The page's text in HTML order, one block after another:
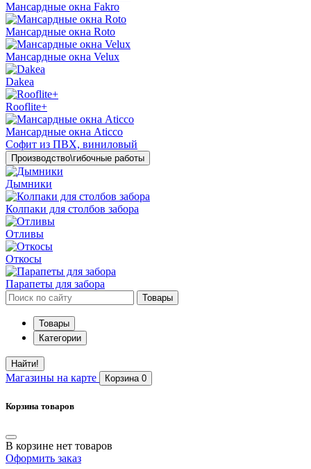
Мансардные окна Fakro
Мансардные окна Roto
Мансардные окна Velux
Dakea
Rooflite+
Мансардные окна Aticco
Софит из ПВХ, виниловый
Производство\гибочные работы
Дымники
Колпаки для столбов забора
Отливы
Откосы
Парапеты для забора
Товары
Товары
Категории
Найти!
Магазины на карте Корзина 0
Корзина товаров
В корзине нет товаров
Оформить заказ